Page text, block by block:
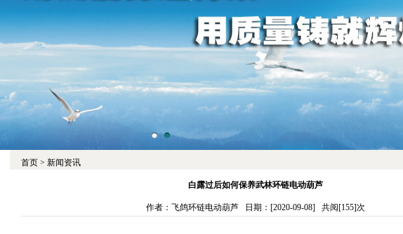
首页 > 新闻资讯
白露过后如何保养武林环链电动葫芦
作者：飞鸽环链电动葫芦 日期：[2020-09-08] 共阅[155]次